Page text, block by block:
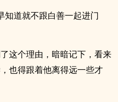
道就不跟白善一起进门
这个理由，暗暗记下，看来
也得跟着他离得远一些才